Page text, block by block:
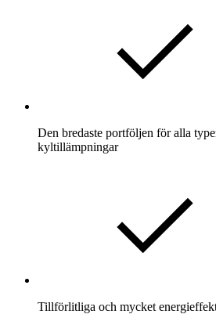
Den bredaste portföljen för alla
kyltillämpningar
Tillförlitliga och mycket